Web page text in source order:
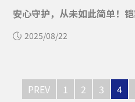
2025/08/22
PREV 1 2 3 4